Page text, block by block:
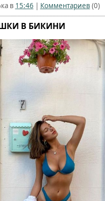
в 15:46 | Комментариев (0)
В БИКИНИ